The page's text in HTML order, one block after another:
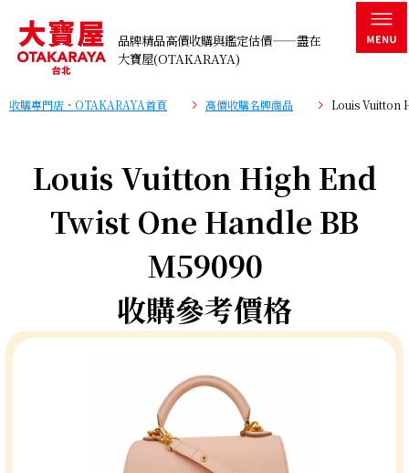
品牌精品高價收購與鑑定估價——盡在
大寶屋(OTAKARAYA)
收購專門店・OTAKARAYA首頁 高價收購名牌商品 Louis Vuitton
Louis Vuitton High End
Twist One Handle BB
M59090
收購參考價格